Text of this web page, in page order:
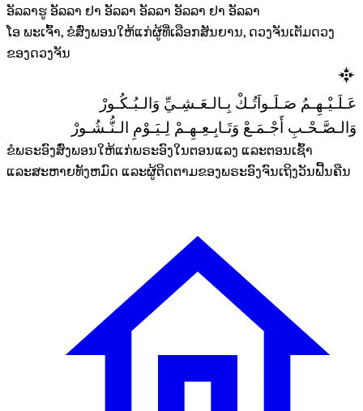
ອັລລາຮູ ອັລລາ ຢາ ອັລລາ ອັລລາ ອັລລາ ຢາ ອັລລາ
ໂອ ພະເຈົ້າ, ຂໍສົ່ງພອນໃຫ້ແກ່ຜູ້ທີ່ເລືອກສັນຍານ, ດວງຈັນເຕັມດວງ
ຂອງດວງຈັນ
عَـلَـيْـهِـمُ صَـلَـواَتُـكْ بِـالـعَـشِـيِّ وَالـبُـكُـورْ
وَالـصَّـحْـبِ أَجْـمَـعْ وَتَـابِـعِـهِـمْ لِـيَـوْمِ الـنُّـشُـورْ
ຂໍພຣະອົງສົ່ງພອນໃຫ້ແກ່ພຣະອົງໃນຕອນແລງ ແລະຕອນເຊົ້າ
ແລະສະຫາຍທັງຫມົດ ແລະຜູ້ຕິດຕາມຂອງພຣະອົງຈົນເຖິງວັນຟື້ນຄືນ